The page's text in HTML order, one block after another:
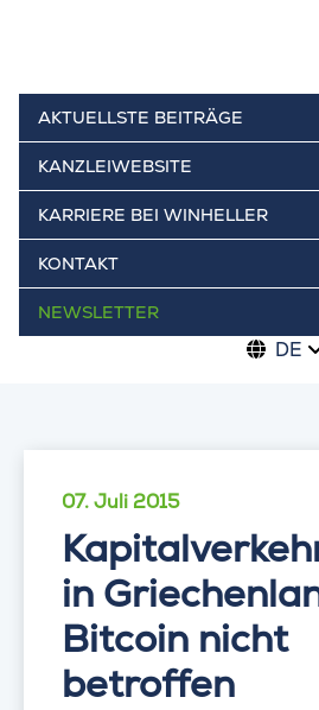
AKTUELLSTE BEITRÄGE
KANZLEIWEBSITE
KARRIERE BEI WINHELLER
KONTAKT
NEWSLETTER
DE
07. Juli 2015
in
Bitcoin nicht
betroffen